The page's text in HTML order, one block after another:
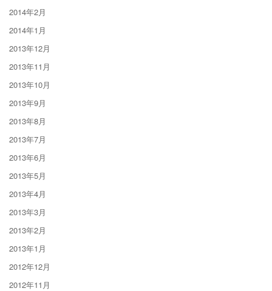
2014年2月
2014年1月
2013年12月
2013年11月
2013年10月
2013年9月
2013年8月
2013年7月
2013年6月
2013年5月
2013年4月
2013年3月
2013年2月
2013年1月
2012年12月
2012年11月